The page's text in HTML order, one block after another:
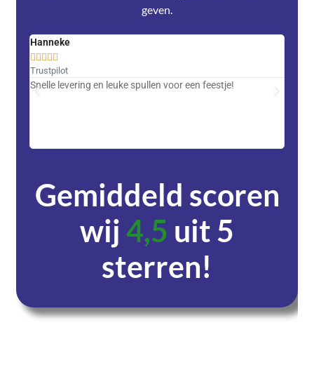
geven.
Hanneke
    
Trustpilot
Snelle levering en leuke spullen voor een feestje!
Gemiddeld scoren
wij4,5 uit 5
sterren!